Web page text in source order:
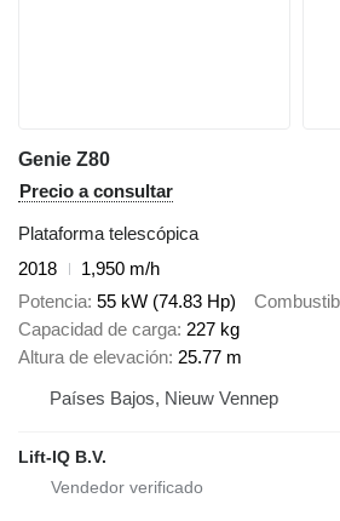
Genie Z80
Precio a consultar
Plataforma telescópica
2018
1,950 m/h
Potencia 55 kW (74.83 Hp)
Capacidad de carga 227 kg
Altura de elevación 25.77 m
Países Bajos, Nieuw Vennep
Lift-IQ B.V.